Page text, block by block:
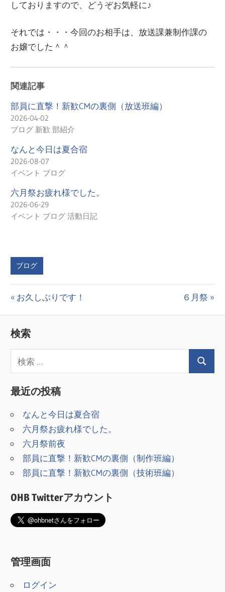
しておりますので、どうぞお気軽に♪
それでは・・・今回のお相手は、放送課兼制作課の
お嬢でした＾＾
関連記事
部員に直撃！新歓CMの裏側（放送班編）
2026-04-02
ブログ 新歓 部紹介
なんと今日は夏合宿
2026-08-07
イベント ブログ
六月祭お疲れ様でした。
2026-06-29
イベント ブログ 活動日記
ブログ
投
稿
ナ
ビ
ゲ
ー
シ
ョ
ン
前
投
稿:
お久しぶりです！
次
６月祭
検索
最近の投稿
なんと今日は夏合宿
六月祭お疲れ様でした。
六月祭前夜
部員に直撃！新歓CMの裏側（制作班編）
部員に直撃！新歓CMの裏側（技術班編）
OHB Twitterアカウント
管理画面
ログイン